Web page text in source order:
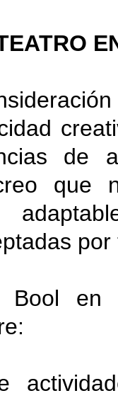
de
que
Bool en